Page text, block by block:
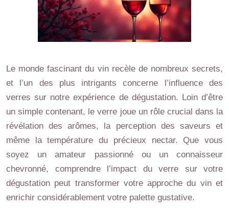
Le monde fascinant du vin recèle de nombreux secrets,
et l’un des plus intrigants concerne l’influence des
verres sur notre expérience de dégustation. Loin d’être
un simple contenant, le verre joue un rôle crucial dans la
révélation des arômes, la perception des saveurs et
même la température du précieux nectar. Que vous
soyez un amateur passionné ou un connaisseur
chevronné, comprendre l’impact du verre sur votre
dégustation peut transformer votre approche du vin et
enrichir considérablement votre palette gustative.